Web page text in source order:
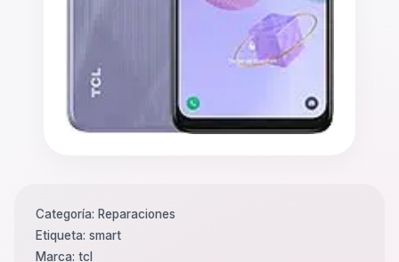
Categoría: Reparaciones
Etiqueta: smart
Marca: tcl